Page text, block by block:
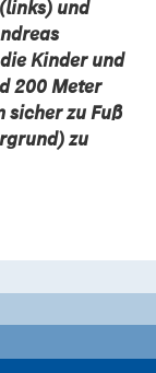
und
Kinder und
200 Meter
sicher zu Fuß
zu